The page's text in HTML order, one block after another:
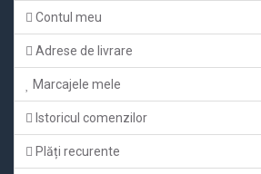
Contul meu
Adrese de livrare
Marcajele mele
Istoricul comenzilor
Plăți recurente